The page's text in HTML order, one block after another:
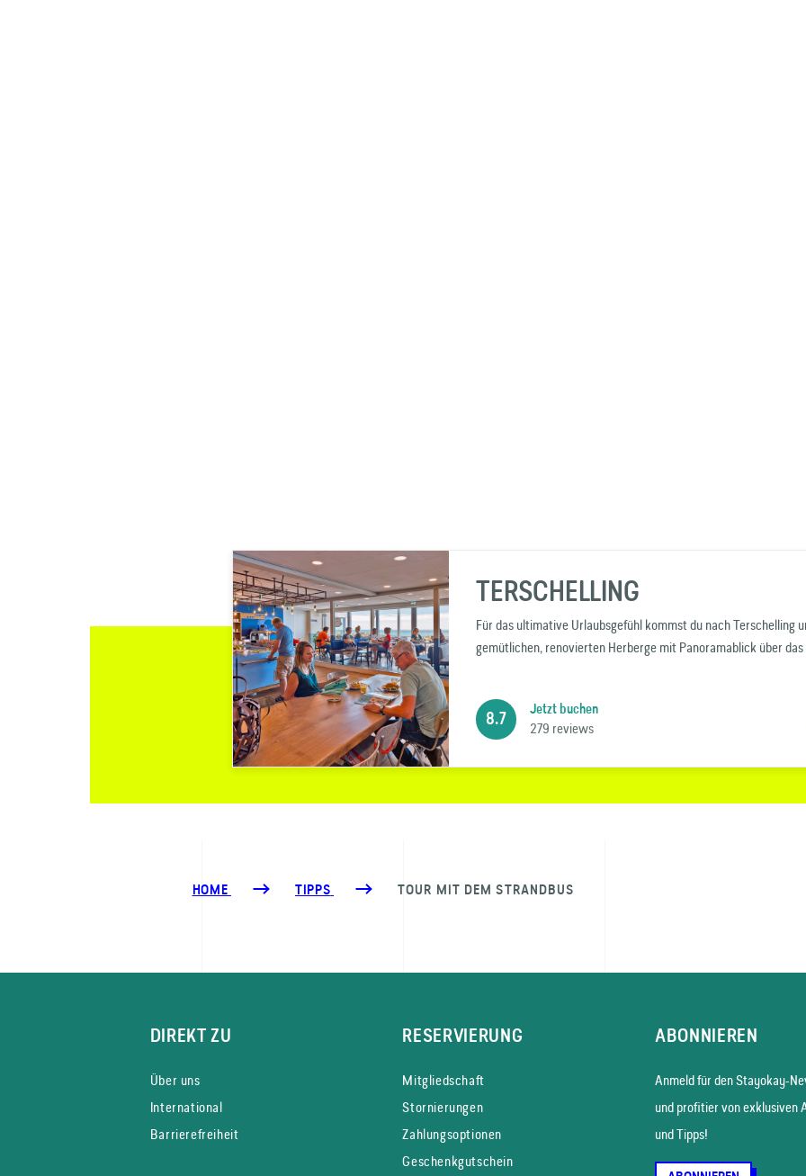
TERSCHELLING
Für das ultimative Urlaubsgefühl kommst du nach Terschelling
gemütlichen, renovierten Herberge mit Panoramablick über
8.7
Jetzt buchen
279 reviews
HOME TIPPS TOUR MIT DEM STRANDBUS
DIREKT ZU
Über uns
International
Barrierefreiheit
RESERVIERUNG
Mitgliedschaft
Stornierungen
Zahlungsoptionen
Geschenkgutschein
ABONNIEREN
Anmeld für den Stayokay-
und profitier von exklusiven
und Tipps!